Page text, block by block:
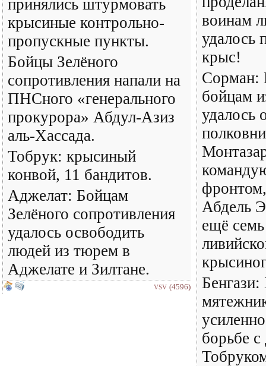
принялись штурмовать
крысиные контрольно-
пропускные пункты.
Бойцы Зелёного
сопротивления напали на
ПНСного «генерального
прокурора» Абдул-Азиз
аль-Хассада.
Тобрук: крысиный
конвой, 11 бандитов.
Аджелат: Бойцам
Зелёного сопротивления
удалось освободить
людей из тюрем в
Аджелате и Зилтане.
VSV (4596)
воинам
удалось
крыс!
Сорман:
бойцам
удалось
Абдель
ещё
борьбе